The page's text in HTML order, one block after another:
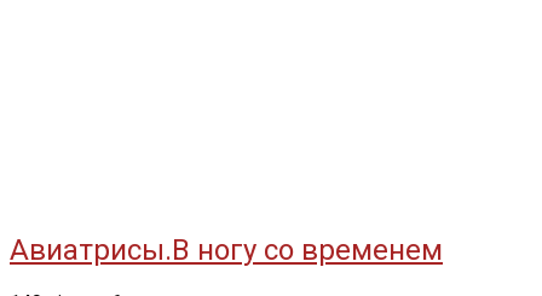
Авиатрисы.В ногу со временем